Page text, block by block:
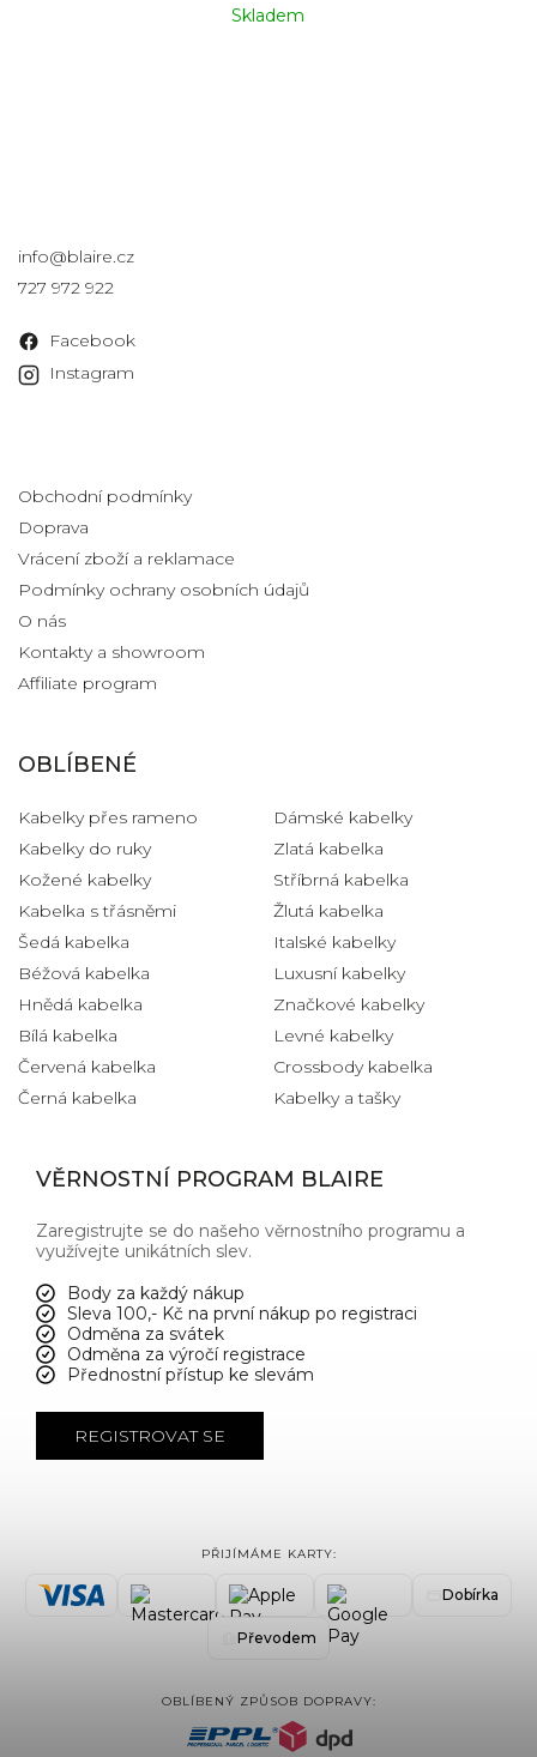
Skladem
info@blaire.cz
727 972 922
Facebook
Instagram
Obchodní podmínky
Doprava
Vrácení zboží a reklamace
Podmínky ochrany osobních údajů
O nás
Kontakty a showroom
Affiliate program
OBLÍBENÉ
Kabelky přes rameno
Kabelky do ruky
Kožené kabelky
Kabelka s třásněmi
Šedá kabelka
Béžová kabelka
Hnědá kabelka
Bílá kabelka
Červená kabelka
Černá kabelka
Dámské kabelky
Zlatá kabelka
Stříbrná kabelka
Žlutá kabelka
Italské kabelky
Luxusní kabelky
Značkové kabelky
Levné kabelky
Crossbody kabelka
Kabelky a tašky
VĚRNOSTNÍ PROGRAM BLAIRE
Zaregistrujte se do našeho věrnostního programu a
využívejte unikátních slev.
Body za každý nákup
Sleva 100,- Kč na první nákup po registraci
Odměna za svátek
Odměna za výročí registrace
Přednostní přístup ke slevám
REGISTROVAT SE
PŘIJÍMÁME KARTY:
Dobírka
Převodem
OBLÍBENÝ ZPŮSOB DOPRAVY: